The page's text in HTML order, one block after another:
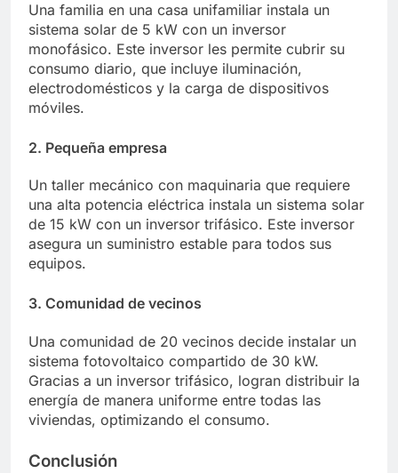
Una familia en una casa unifamiliar instala un
sistema solar de 5 kW con un inversor
monofásico. Este inversor les permite cubrir su
consumo diario, que incluye iluminación,
electrodomésticos y la carga de dispositivos
móviles.
2. Pequeña empresa
Un taller mecánico con maquinaria que requiere
una alta potencia eléctrica instala un sistema solar
de 15 kW con un inversor trifásico. Este inversor
asegura un suministro estable para todos sus
equipos.
3. Comunidad de vecinos
Una comunidad de 20 vecinos decide instalar un
sistema fotovoltaico compartido de 30 kW.
Gracias a un inversor trifásico, logran distribuir la
energía de manera uniforme entre todas las
viviendas, optimizando el consumo.
Conclusión